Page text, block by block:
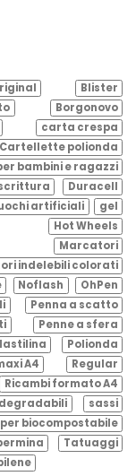
Blister
Borgonovo
carta crespa
Cartellette polionda
bambini e ragazzi
Duracell
artificiali
gel
Hot Wheels
Marcatori
indelebili colorati
Noflash
OhPen
Penna a scatto
Penne a sfera
Polionda
A4
Regular
Ricambi formato A4
sassi
biocompostabile
Tatuaggi